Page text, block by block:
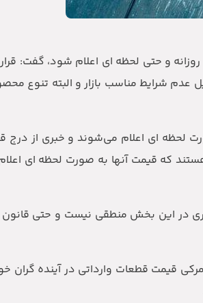
و حتی لحظه ای اعلام شود، گفت:
شرایط مناسب بازار و البته تنوع
لحظه ای اعلام می‌شوند و خبری از درج
که قیمت آنها به صورت لحظه ای
در این بخش منطقی نیست و حتی
ای است که با حذف ارز ۴۲۰۰ تومانی از محاسبات گمرکی قیمت قطعات وارداتی در آینده